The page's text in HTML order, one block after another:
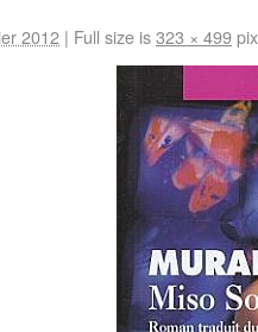
2012 | Full size is323 × 499